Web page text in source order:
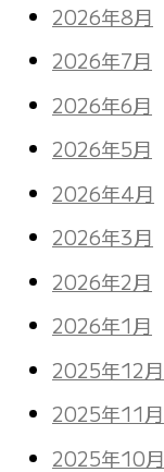
2026年8月
2026年7月
2026年6月
2026年5月
2026年4月
2026年3月
2026年2月
2026年1月
2025年12月
2025年11月
2025年10月